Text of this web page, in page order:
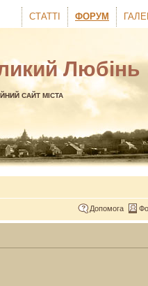
ФОРУМ
СТАТТІ
Любінь
САЙТ МІСТА
Допомога